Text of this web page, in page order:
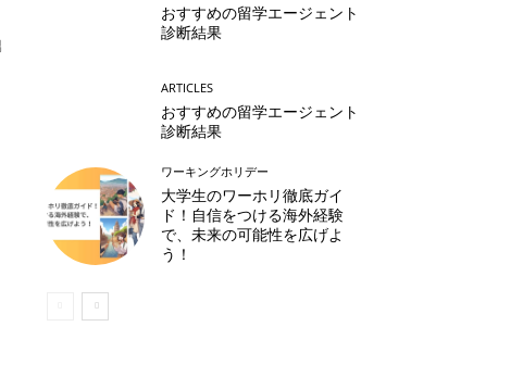
おすすめの留学エージェント
診断結果
ARTICLES
おすすめの留学エージェント
診断結果
ワーキングホリデー
大学生のワーホリ徹底ガイ
ド！自信をつける海外経験
で、未来の可能性を広げよ
う！